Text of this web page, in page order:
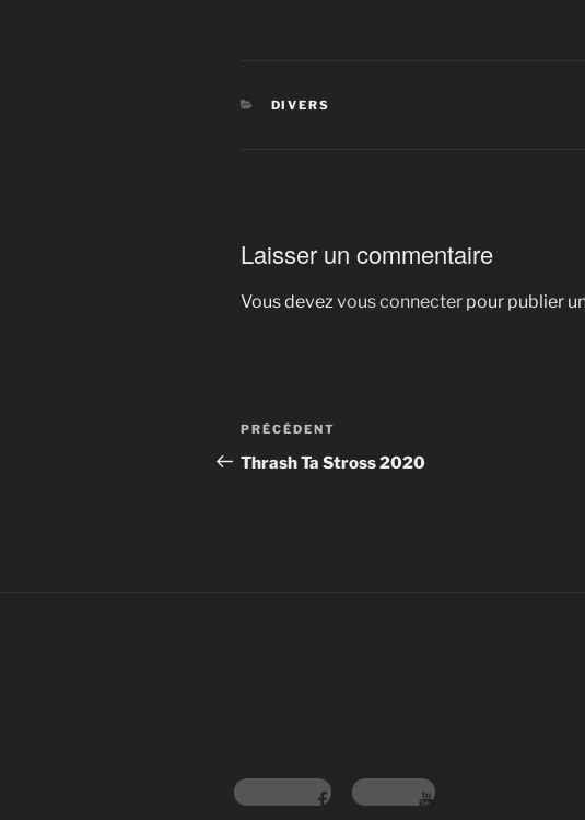
DIVERS
Laisser un commentaire
Vous devez vous connecter pour publier
PRÉCÉDENT
Thrash Ta Stross 2020